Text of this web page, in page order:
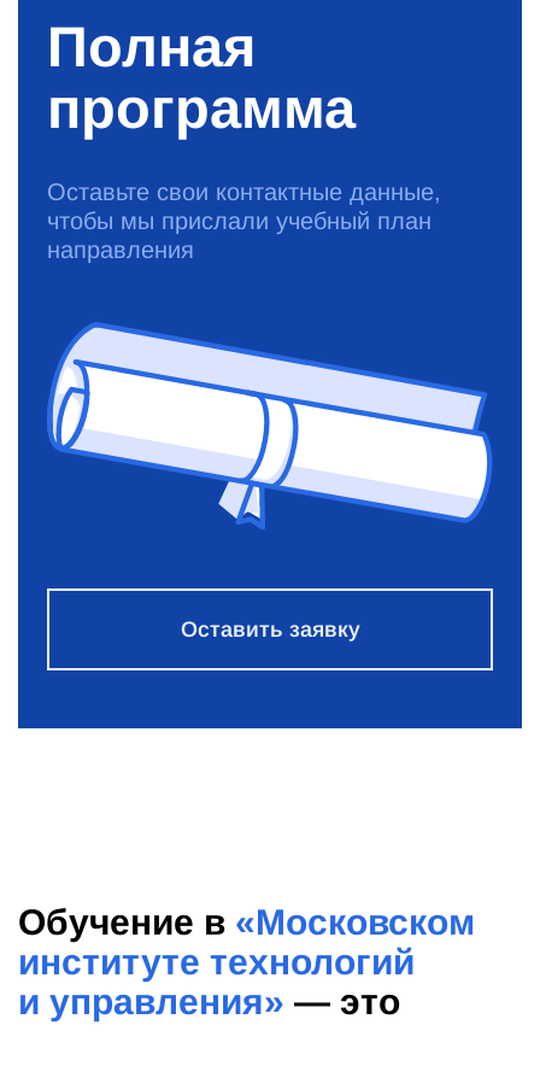
Полная
программа
Оставьте свои контактные данные,
чтобы мы прислали учебный план
направления
Оставить заявку
Обучение в «Московском
институте технологий
и управления» — это